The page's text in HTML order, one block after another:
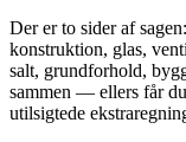
Der er to sider af
konstruktion, glas,
salt, grundforhold,
sammen — ellers får
utilsigtede